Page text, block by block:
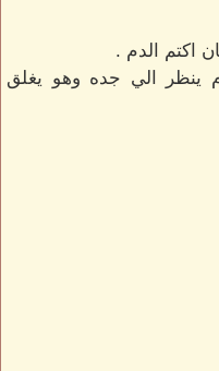
اكتم الدم .
ينظر الي جده وهو يغلق